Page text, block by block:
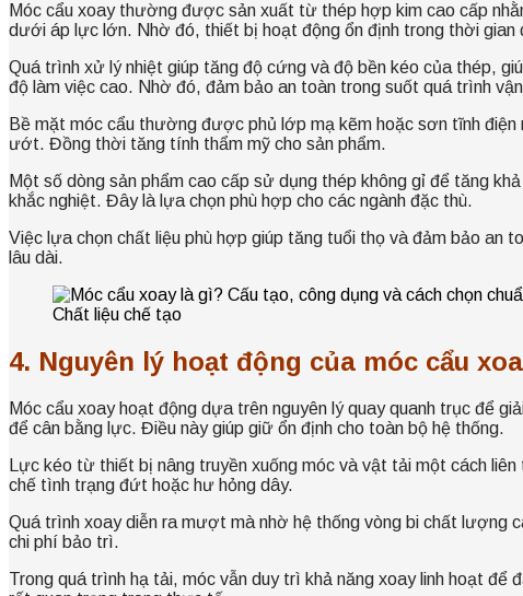
Móc cẩu xoay thường được sản xuất từ thép hợp kim cao cấp
dưới áp lực lớn. Nhờ đó, thiết bị hoạt động ổn định trong thời gian
Quá trình xử lý nhiệt giúp tăng độ cứng và độ bền kéo của thép,
độ làm việc cao. Nhờ đó, đảm bảo an toàn trong suốt quá trình
Bề mặt móc cẩu thường được phủ lớp mạ kẽm hoặc sơn tĩnh
ướt. Đồng thời tăng tính thẩm mỹ cho sản phẩm.
Một số dòng sản phẩm cao cấp sử dụng thép không gỉ để tăng
khắc nghiệt. Đây là lựa chọn phù hợp cho các ngành đặc thù.
Việc lựa chọn chất liệu phù hợp giúp tăng tuổi thọ và đảm bảo an
lâu dài.
Chất liệu chế tạo
4. Nguyên lý hoạt động của móc cẩu
Móc cẩu xoay hoạt động dựa trên nguyên lý quay quanh trục để
để cân bằng lực. Điều này giúp giữ ổn định cho toàn bộ hệ thống.
Lực kéo từ thiết bị nâng truyền xuống móc và vật tải một cách
chế tình trạng đứt hoặc hư hỏng dây.
Quá trình xoay diễn ra mượt mà nhờ hệ thống vòng bi chất lượng
chi phí bảo trì.
Trong quá trình hạ tải, móc vẫn duy trì khả năng xoay linh hoạt